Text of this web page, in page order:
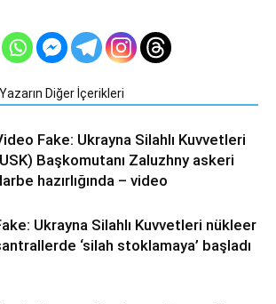
Yazarın Diğer İçerikleri
Fake: Ukrayna Silahlı Kuvvetleri
Başkomutanı Zaluzhny askeri
hazırlığında – video
Ukrayna Silahlı Kuvvetleri nükleer
‘silah stoklamaya’ başladı